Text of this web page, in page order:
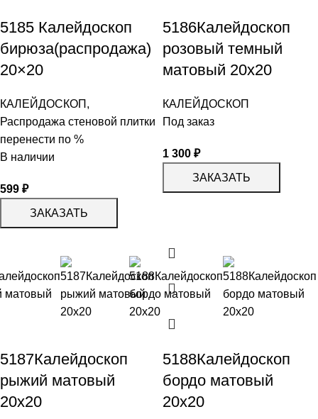
5185 Калейдоскоп
бирюза(распродажа)
20×20
КАЛЕЙДОСКОП ,
Распродажа стеновой плитки
перенести по %
В наличии
599 ₽
ЗАКАЗАТЬ
5186Калейдоскоп
розовый темный
матовый 20х20
КАЛЕЙДОСКОП
Под заказ
1 300 ₽
ЗАКАЗАТЬ
5187Калейдоскоп
рыжий матовый
20х20
5188Калейдоскоп
бордо матовый
20х20